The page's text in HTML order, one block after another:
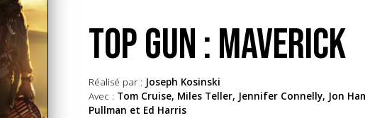
TOP GUN : MAVERICK
Réalisé par : Joseph Kosinski
Avec : Tom Cruise, Miles Teller, Jennifer Connelly, Jon
Pullman et Ed Harris